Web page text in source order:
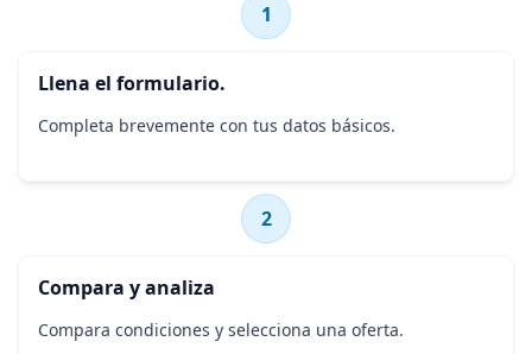
1
Llena el formulario.
Completa brevemente con tus datos básicos.
2
Compara y analiza
Compara condiciones y selecciona una oferta.